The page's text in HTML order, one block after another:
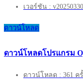
เวอร์ชัน : v20250330
ดาวน์โหลด
ดาวน์โหลดโปรแกรม
ดาวน์โหลด : 361 ค